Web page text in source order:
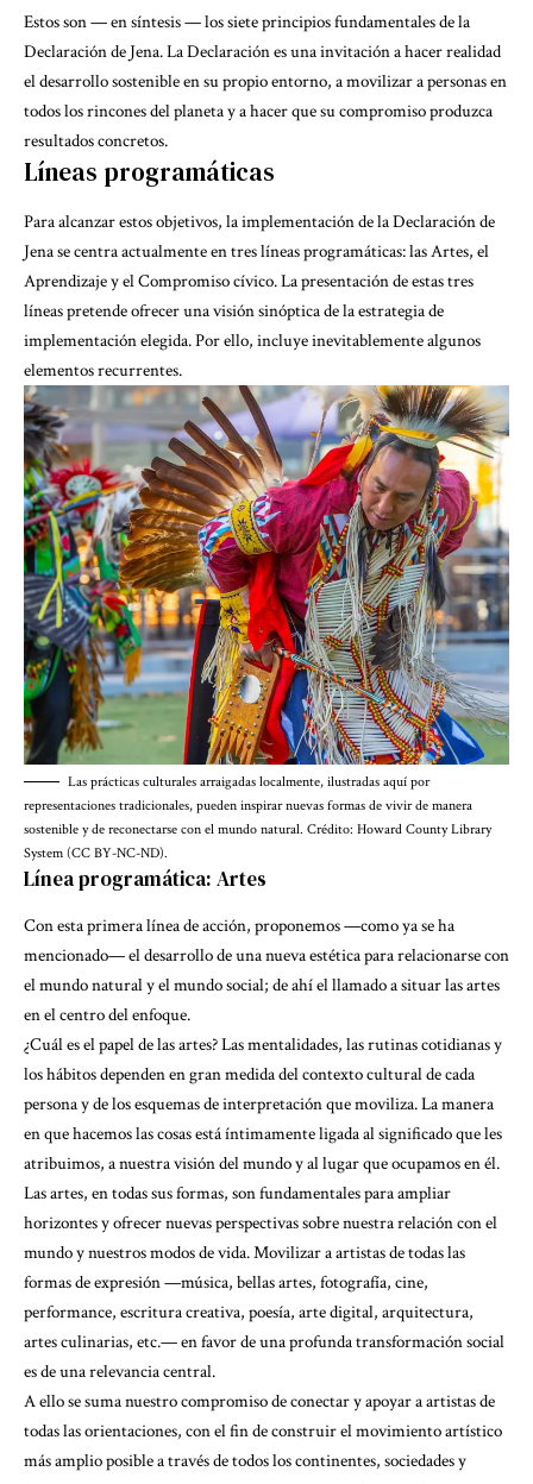
Estos son — en síntesis — los siete principios fundamentales de la
Declaración de Jena. La Declaración es una invitación a hacer realidad
el desarrollo sostenible en su propio entorno, a movilizar a personas en
todos los rincones del planeta y a hacer que su compromiso produzca
resultados concretos.
Líneas programáticas
Para alcanzar estos objetivos, la implementación de la Declaración de
Jena se centra actualmente en tres líneas programáticas: las Artes, el
Aprendizaje y el Compromiso cívico. La presentación de estas tres
líneas pretende ofrecer una visión sinóptica de la estrategia de
implementación elegida. Por ello, incluye inevitablemente algunos
elementos recurrentes.
Las prácticas culturales arraigadas localmente, ilustradas aquí por
representaciones tradicionales, pueden inspirar nuevas formas de vivir de manera
sostenible y de reconectarse con el mundo natural. Crédito: Howard County Library
System (CC BY-NC-ND).
Línea programática: Artes
Con esta primera línea de acción, proponemos —como ya se ha
mencionado— el desarrollo de una nueva estética para relacionarse con
el mundo natural y el mundo social; de ahí el llamado a situar las artes
en el centro del enfoque.
¿Cuál es el papel de las artes? Las mentalidades, las rutinas cotidianas y
los hábitos dependen en gran medida del contexto cultural de cada
persona y de los esquemas de interpretación que moviliza. La manera
en que hacemos las cosas está íntimamente ligada al significado que les
atribuimos, a nuestra visión del mundo y al lugar que ocupamos en él.
Las artes, en todas sus formas, son fundamentales para ampliar
horizontes y ofrecer nuevas perspectivas sobre nuestra relación con el
mundo y nuestros modos de vida. Movilizar a artistas de todas las
formas de expresión —música, bellas artes, fotografía, cine,
performance, escritura creativa, poesía, arte digital, arquitectura,
artes culinarias, etc.— en favor de una profunda transformación social
es de una relevancia central.
A ello se suma nuestro compromiso de conectar y apoyar a artistas de
todas las orientaciones, con el fin de construir el movimiento artístico
más amplio posible a través de todos los continentes, sociedades y